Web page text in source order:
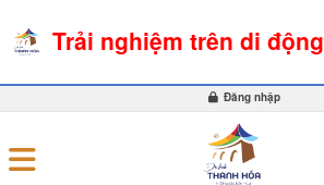
Đăng nhập
Trải nghiệm trên di động